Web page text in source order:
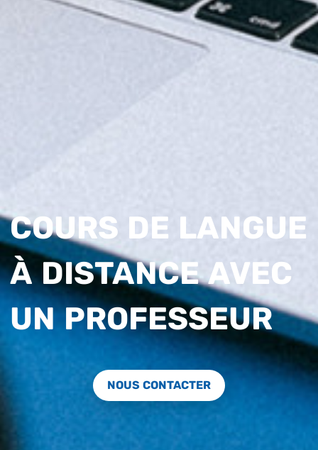
COURS DE LANGUE
À DISTANCE AVEC
UN PROFESSEUR
NOUS CONTACTER